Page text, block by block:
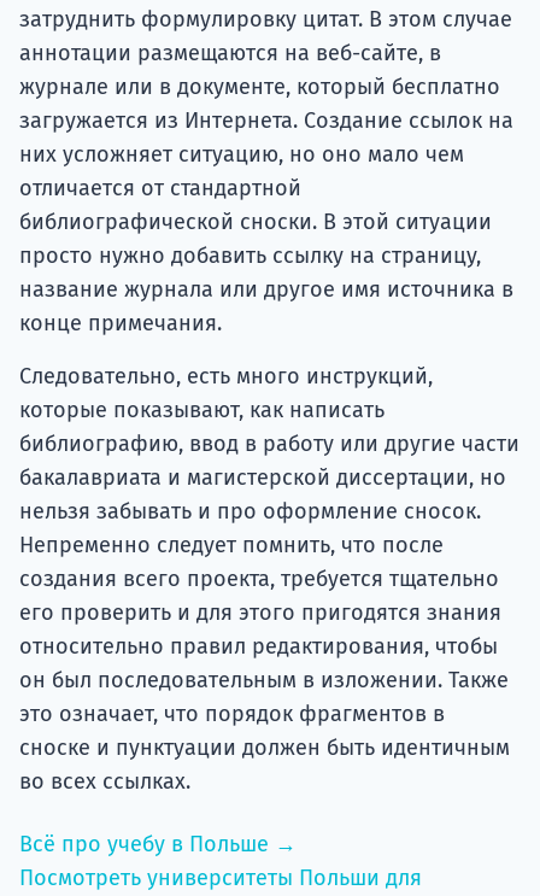
затруднить формулировку цитат. В этом случае
аннотации размещаются на веб-сайте, в
журнале или в документе, который бесплатно
загружается из Интернета. Создание ссылок на
них усложняет ситуацию, но оно мало чем
отличается от стандартной
библиографической сноски. В этой ситуации
просто нужно добавить ссылку на страницу,
название журнала или другое имя источника в
конце примечания.
Следовательно, есть много инструкций,
которые показывают, как написать
библиографию, ввод в работу или другие части
бакалавриата и магистерской диссертации, но
нельзя забывать и про оформление сносок.
Непременно следует помнить, что после
создания всего проекта, требуется тщательно
его проверить и для этого пригодятся знания
относительно правил редактирования, чтобы
он был последовательным в изложении. Также
это означает, что порядок фрагментов в
сноске и пунктуации должен быть идентичным
во всех ссылках.
Всё про учебу в Польше →
Посмотреть университеты Польши для